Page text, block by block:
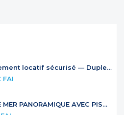
Investissement locatif sécurisé — Duplex à Anse Marcel
FAI
VILLA VUE MER PANORAMIQUE AVEC PISCINE À DÉBORDEMENT